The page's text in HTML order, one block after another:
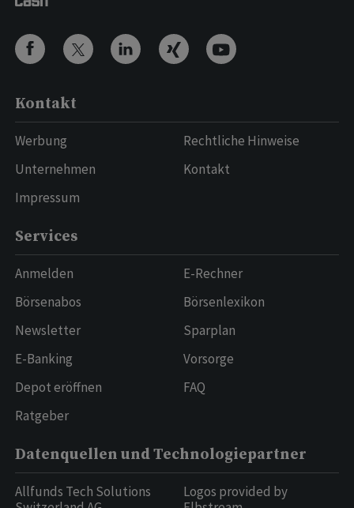
Kontakt
Werbung
Unternehmen
Impressum
Rechtliche Hinweise
Kontakt
Services
Anmelden
Börsenabos
Newsletter
E-Banking
Depot eröffnen
Ratgeber
E-Rechner
Börsenlexikon
Sparplan
Vorsorge
FAQ
Datenquellen und Technologiepartner
Allfunds Tech Solutions
Logos provided by